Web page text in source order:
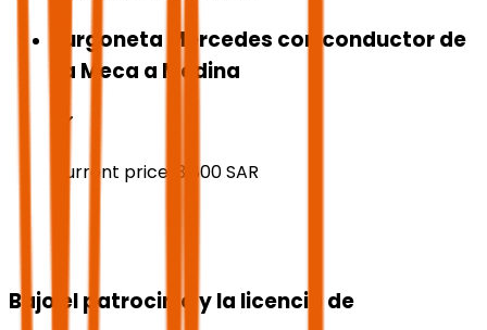
Furgoneta Mercedes con conductor de
La Meca a Medina
Current price: 3,800SAR
Bajo el patrocinio y la licencia de